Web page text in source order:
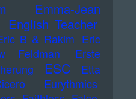
Emma-Jean
English Teacher
B & Rakim Eric
Feldman
Erste
ESC
Etta
Eurythmics